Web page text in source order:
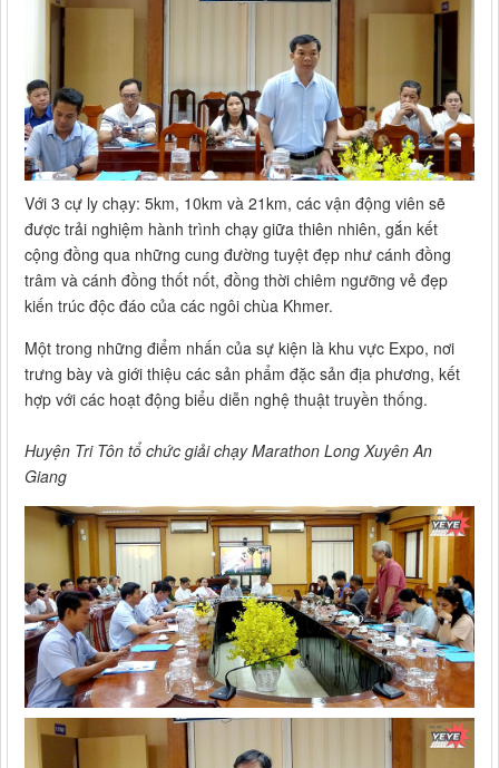
Với 3 cự ly chạy: 5km, 10km và 21km, các vận động viên sẽ
được trải nghiệm hành trình chạy giữa thiên nhiên, gắn kết
cộng đồng qua những cung đường tuyệt đẹp như cánh đồng
trâm và cánh đồng thốt nốt, đồng thời chiêm ngưỡng vẻ đẹp
kiến trúc độc đáo của các ngôi chùa Khmer.
Một trong những điểm nhấn của sự kiện là khu vực Expo, nơi
trưng bày và giới thiệu các sản phẩm đặc sản địa phương, kết
hợp với các hoạt động biểu diễn nghệ thuật truyền thống.
Huyện Tri Tôn tổ chức giải chạy Marathon Long Xuyên An
Giang